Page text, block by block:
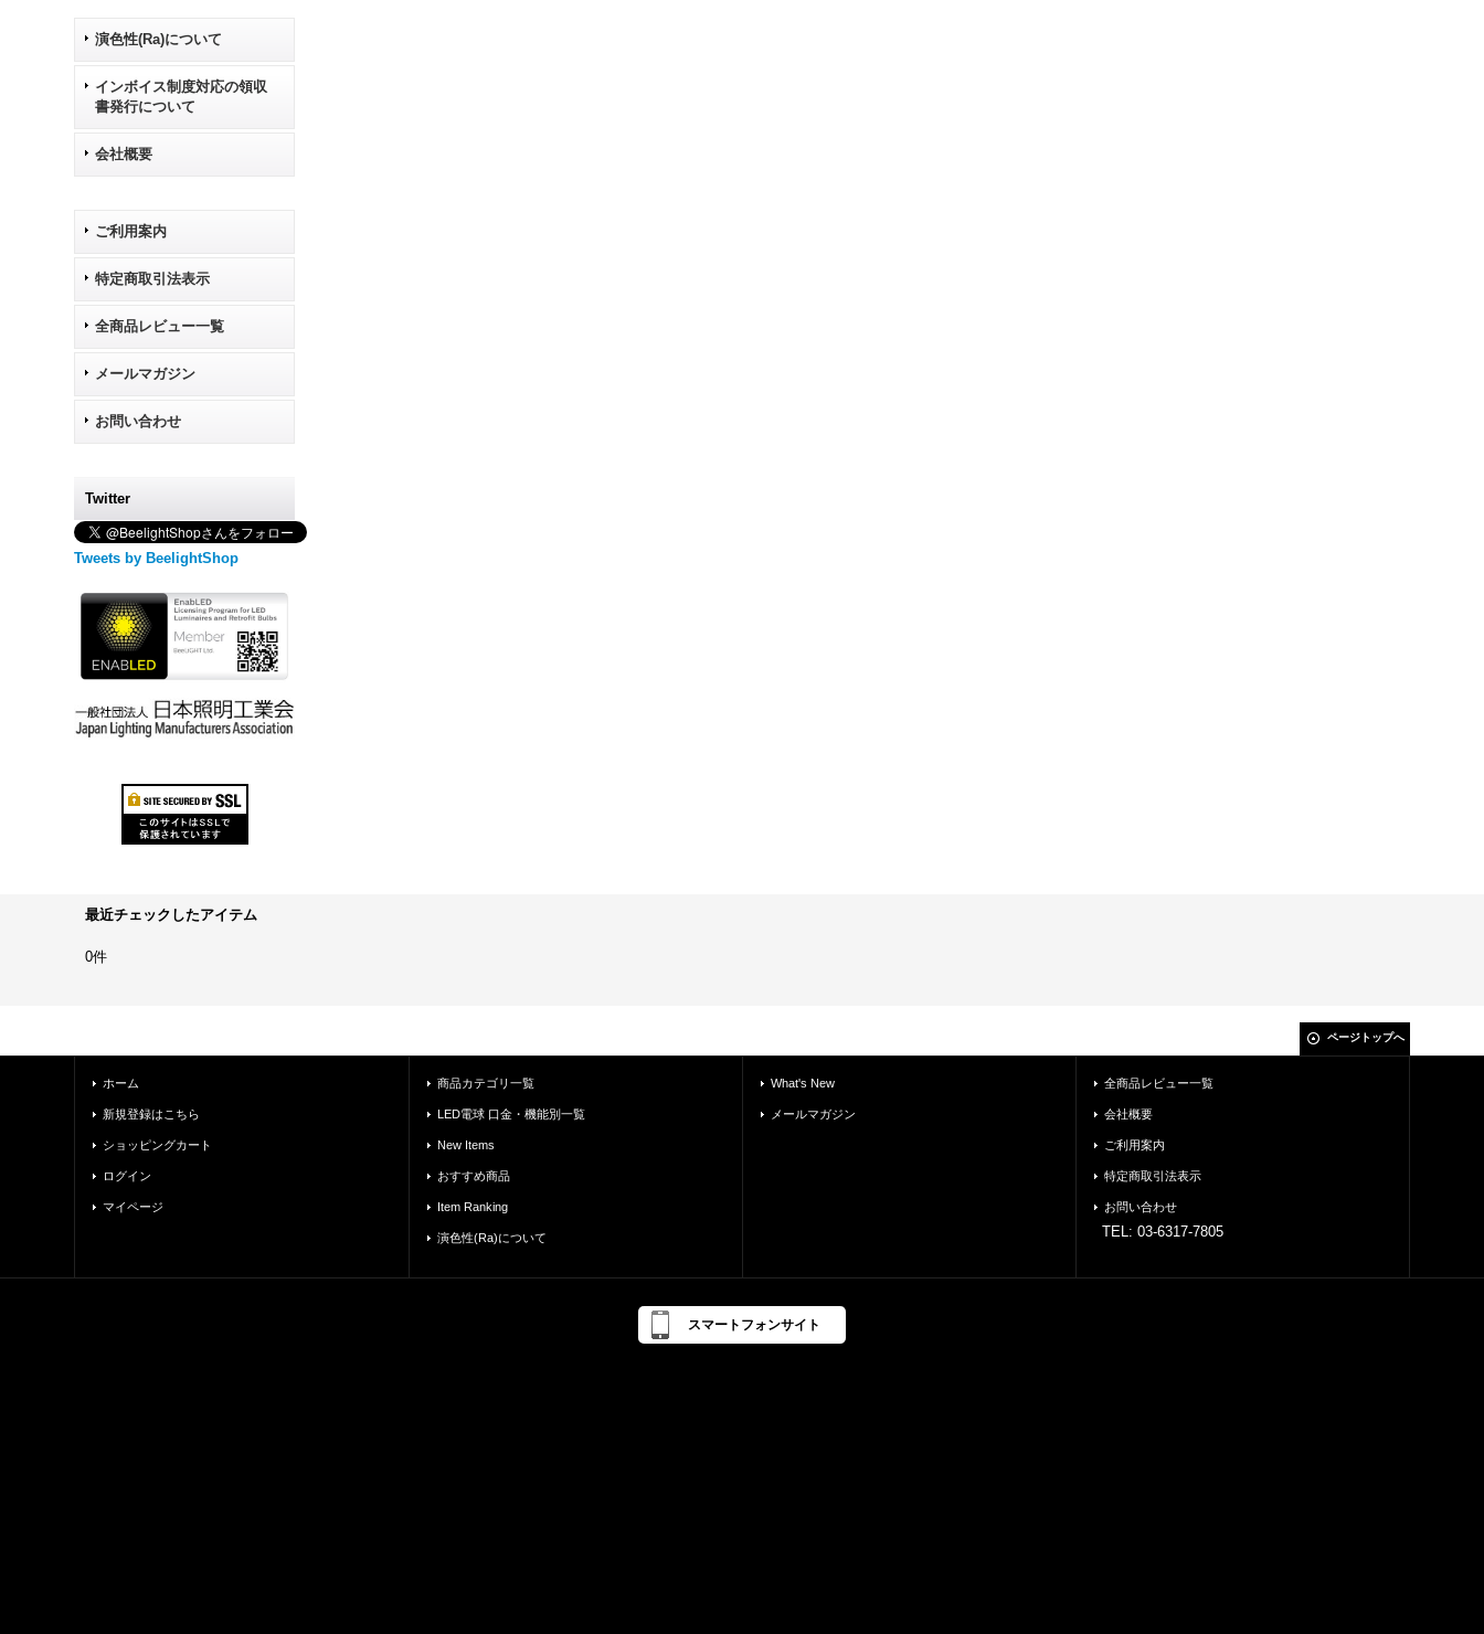
演色性(Ra)について
インボイス制度対応の領収
書発行について
会社概要
ご利用案内
特定商取引法表示
全商品レビュー一覧
メールマガジン
お問い合わせ
Twitter
Tweets by BeelightShop
最近チェックしたアイテム
0件
ページトップへ
ホーム
新規登録はこちら
ショッピングカート
ログイン
マイページ
商品カテゴリ一覧
LED電球 口金・機能別一覧
New Items
おすすめ商品
Item Ranking
演色性(Ra)について
What's New
メールマガジン
全商品レビュー一覧
会社概要
ご利用案内
特定商取引法表示
お問い合わせ
TEL: 03-6317-7805
スマートフォンサイト